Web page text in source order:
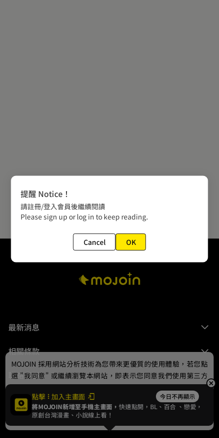
最新消息
相關條款
聯絡我們
© 2024 gamania Digital Entertainment Co., Ltd.
點擊 加入主畫面 今日不再顯示
將MOJOIN新增至手機主畫面，快速點開，BL、 百合 、戀愛，
原創台灣漫畫、小說線上看！
MOJOIN 採用網站分析技術為您帶來更優質的使用體驗，若您點
選 "我同意" 或繼續瀏覽本網站，即表示您同意我們使用第三方
Cookie，欲瞭解更多資訊請見隱私權政策。
我同意
提醒 Notice！
請註冊/登入會員後繼續閱讀
Please sign up or log in to keep reading.
Cancel OK